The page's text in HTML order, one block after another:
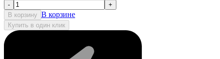
-
+
В корзину В корзине
Купить в один клик